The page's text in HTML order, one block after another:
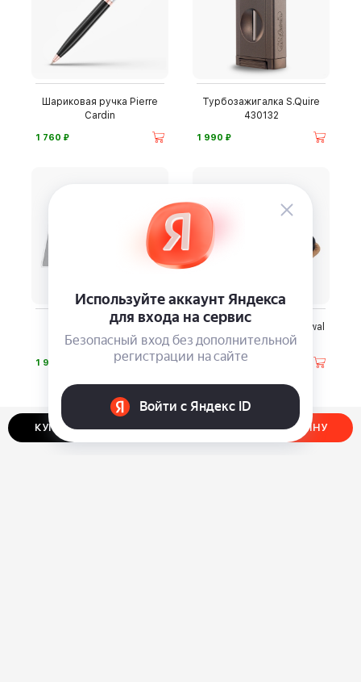
КУПИТЬ В ОДИН КЛИК ДОБАВИТЬ В КОРЗИНУ
Шариковая ручка Pierre
Cardin
1 760 ⃏
Турбозажигалка S.Quire
430132
1 990 ⃏
Метеостанция
MiaoMiaoCE
1 990
Маникюрный набор Dewal
Beauty MSZ
575⃏